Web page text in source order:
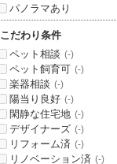
パノラマあり
こだわり条件
ペット相談 (-)
ペット飼育可 (-)
楽器相談 (-)
陽当り良好 (-)
閑静な住宅地 (-)
デザイナーズ (-)
リフォーム済 (-)
リノベーション済 (-)